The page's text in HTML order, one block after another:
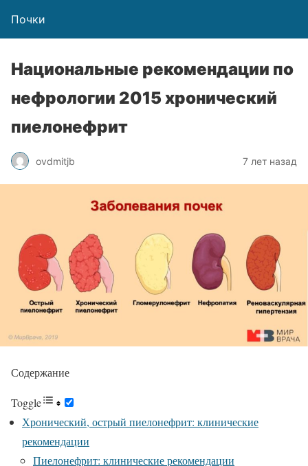
Почки
Национальные рекомендации по
нефрологии 2015 хронический
пиелонефрит
ovdmitjb 7 лет назад
Содержание
Toggle
Хронический, острый пиелонефрит: клинические
рекомендации
Пиелонефрит: клинические рекомендации